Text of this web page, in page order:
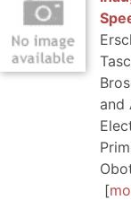
and